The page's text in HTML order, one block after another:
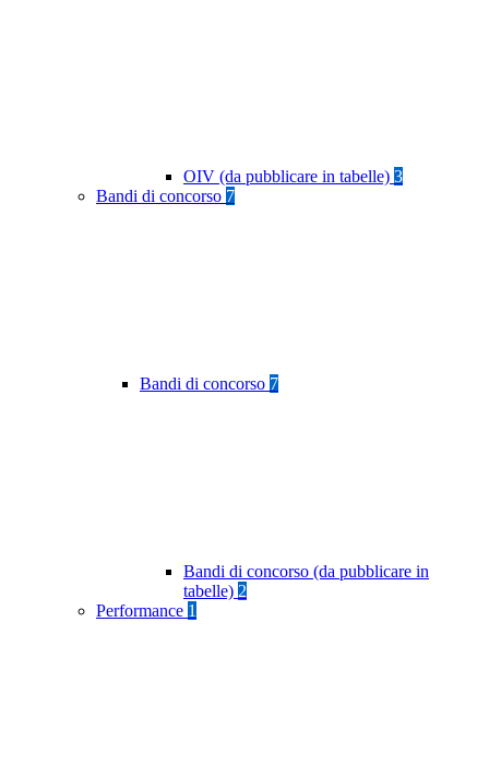
OIV (da pubblicare in tabelle) 3
Bandi di concorso 7
Bandi di concorso 7
Bandi di concorso (da pubblicare in
tabelle) 2
Performance 1